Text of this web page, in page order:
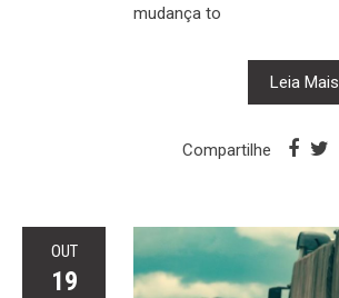
mudança to
Leia Mais
Compartilhe
OUT
19